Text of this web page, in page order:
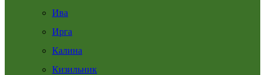
Ива
Ирга
Калина
Кизильник